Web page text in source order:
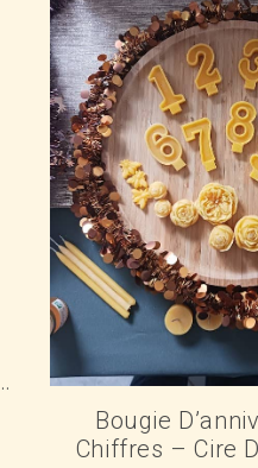
Bougie
Chiffres – Cire